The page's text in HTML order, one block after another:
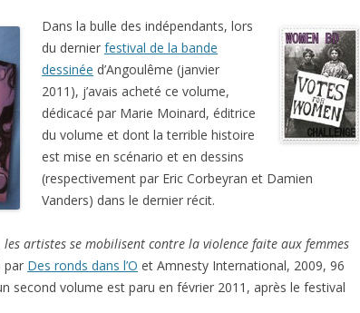
Dans la bulle des indépendants, lors
du dernier festival de la bande
dessinée d’Angoulême (janvier
2011), j’avais acheté ce volume,
dédicacé par Marie Moinard, éditrice
du volume et dont la terrible histoire
est mise en scénario et en dessins
(respectivement par Eric Corbeyran et Damien
Vanders) dans le dernier récit.
artistes se mobilisent contre la violence faite aux femmes
par Des ronds dans l’O et Amnesty International, 2009, 96
second volume est paru en février 2011, après le festival